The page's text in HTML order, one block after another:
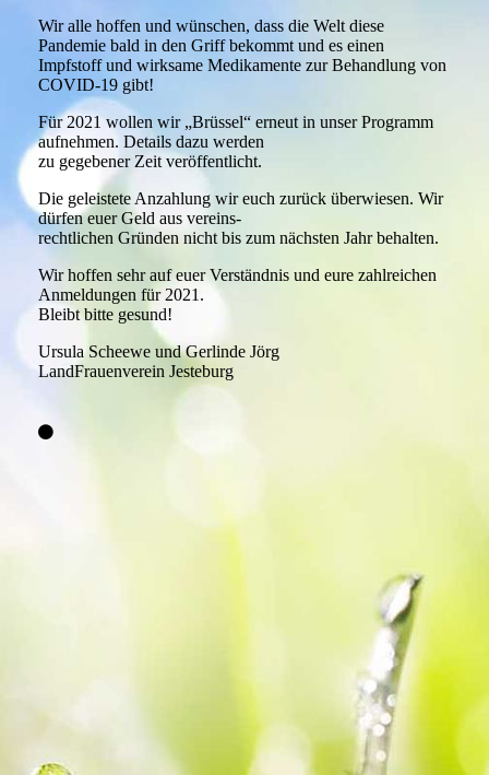
Wir alle hoffen und wünschen, dass die Welt diese
Pandemie bald in den Griff bekommt und es einen
Impfstoff und wirksame Medikamente zur Behandlung von
COVID-19 gibt!
Für 2021 wollen wir „Brüssel“ erneut in unser Programm
aufnehmen. Details dazu werden
zu gegebener Zeit veröffentlicht.
Die geleistete Anzahlung wir euch zurück überwiesen. Wir
dürfen euer Geld aus vereins-
rechtlichen Gründen nicht bis zum nächsten Jahr behalten.
Wir hoffen sehr auf euer Verständnis und eure zahlreichen
Anmeldungen für 2021.
Bleibt bitte gesund!
Ursula Scheewe und Gerlinde Jörg
LandFrauenverein Jesteburg